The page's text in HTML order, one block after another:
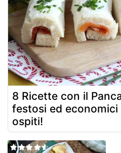
8 Ricette con il
festosi ed
ospiti!